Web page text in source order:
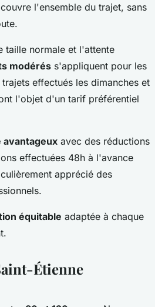
l'ensemble du trajet, sans
taille normale et l'attente
modérés s'appliquent pour les
effectués les dimanches et
l'objet d'un tarif préférentiel
avec des réductions
effectuées 48h à l'avance
apprécié des
équitable adaptée à chaque
Étienne